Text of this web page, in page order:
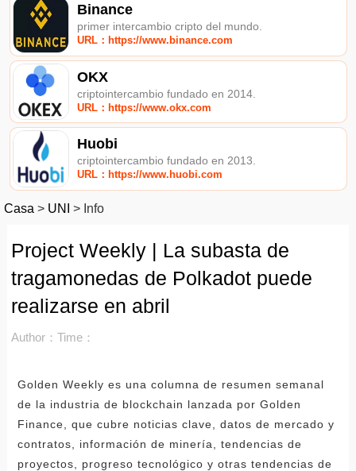
Binance
primer intercambio cripto del mundo.
URL：https://www.binance.com
OKX
criptointercambio fundado en 2014.
URL：https://www.okx.com
Huobi
criptointercambio fundado en 2013.
URL：https://www.huobi.com
Casa > UNI > Info
Project Weekly | La subasta de
tragamonedas de Polkadot puede
realizarse en abril
Author： Time：
Golden Weekly es una columna de resumen semanal
de la industria de blockchain lanzada por Golden
Finance, que cubre noticias clave, datos de mercado y
contratos, información de minería, tendencias de
proyectos, progreso tecnológico y otras tendencias de